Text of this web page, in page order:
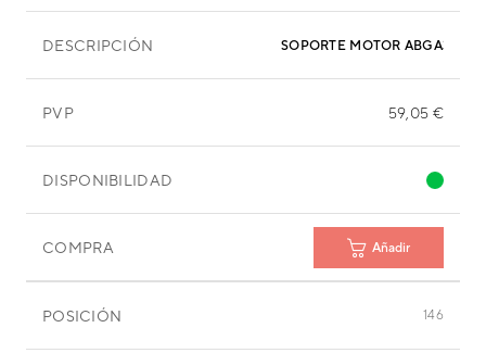
DESCRIPCIÓN SOPORTE MOTOR
PVP 59,05 €
DISPONIBILIDAD
COMPRA Añadir
POSICIÓN 146